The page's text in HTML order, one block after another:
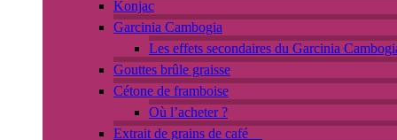
Konjac
Garcinia Cambogia
Les effets secondaires du Garcinia
Gouttes brûle graisse
Cétone de framboise
Où l’acheter ?
Extrait de grains de café